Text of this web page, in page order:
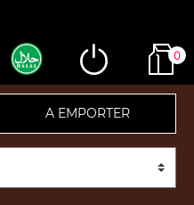
0
A EMPORTER